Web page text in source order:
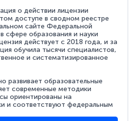
о действии лицензии
доступе в сводном реестре
сайте Федеральной
сфере образования и науки
действует с 2018 года, и за
обучила тысячи специалистов,
и систематизированное
развивает образовательные
современные методики
ориентированы на
и соответствуют федеральным